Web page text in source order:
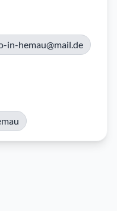
in-hemau@mail.de